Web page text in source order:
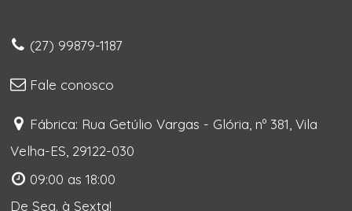
(27) 99879-1187
Fale conosco
Fábrica: Rua Getúlio Vargas - Glória, nº 381, Vila
Velha-ES, 29122-030
09:00 as 18:00
De Seg. à Sexta!